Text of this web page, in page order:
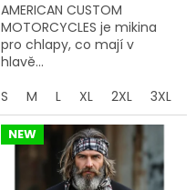
4XL 5XL
AMERICAN CUSTOM
MOTORCYCLES je mikina
pro chlapy, co mají v
hlavě...
S
M L XL 2XL 3XL
NEW